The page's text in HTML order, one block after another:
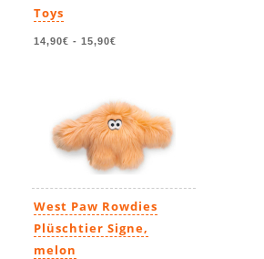
Toys
14,90€ - 15,90€
West Paw Rowdies
Plüschtier Signe,
melon